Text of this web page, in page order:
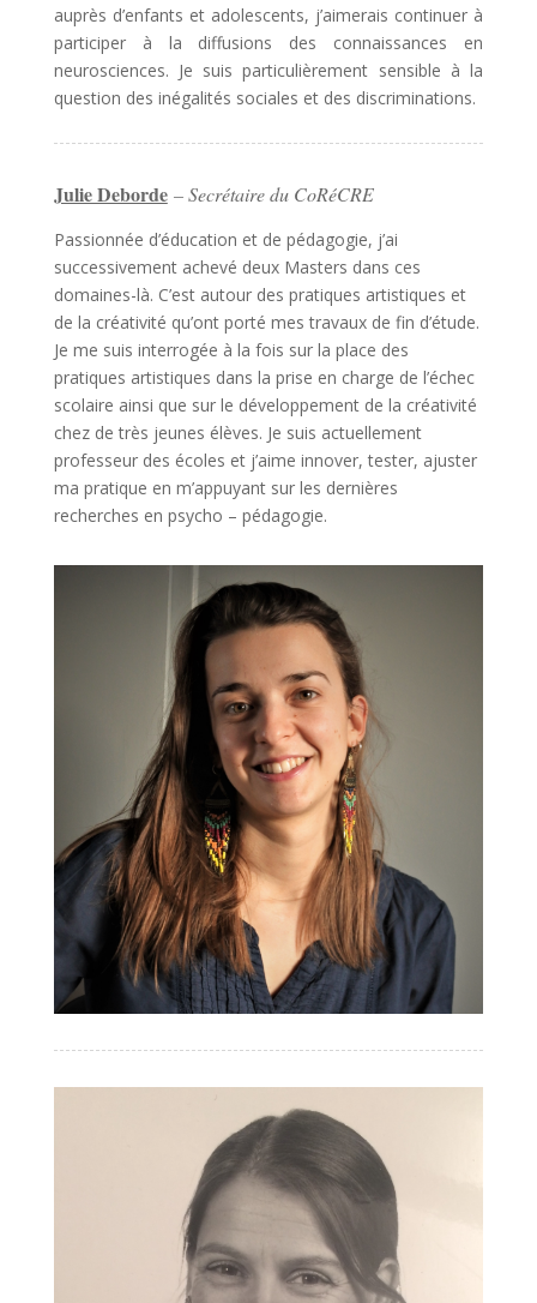
auprès d’enfants et adolescents, j’aimerais continuer à
participer à la diffusions des connaissances en
neurosciences. Je suis particulièrement sensible à la
question des inégalités sociales et des discriminations.
Julie Deborde – Secrétaire du CoRéCRE
Passionnée d’éducation et de pédagogie, j’ai
successivement achevé deux Masters dans ces
domaines-là. C’est autour des pratiques artistiques et
de la créativité qu’ont porté mes travaux de fin d’étude.
Je me suis interrogée à la fois sur la place des
pratiques artistiques dans la prise en charge de l’échec
scolaire ainsi que sur le développement de la créativité
chez de très jeunes élèves. Je suis actuellement
professeur des écoles et j’aime innover, tester, ajuster
ma pratique en m’appuyant sur les dernières
recherches en psycho – pédagogie.